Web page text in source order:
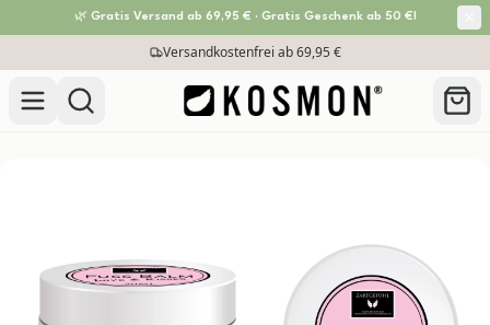
🌿 Gratis Versand ab 69,95 € · Gratis Geschenk ab 50 €!
Zum Inhalt springenVersandkostenfrei ab 69,95 €